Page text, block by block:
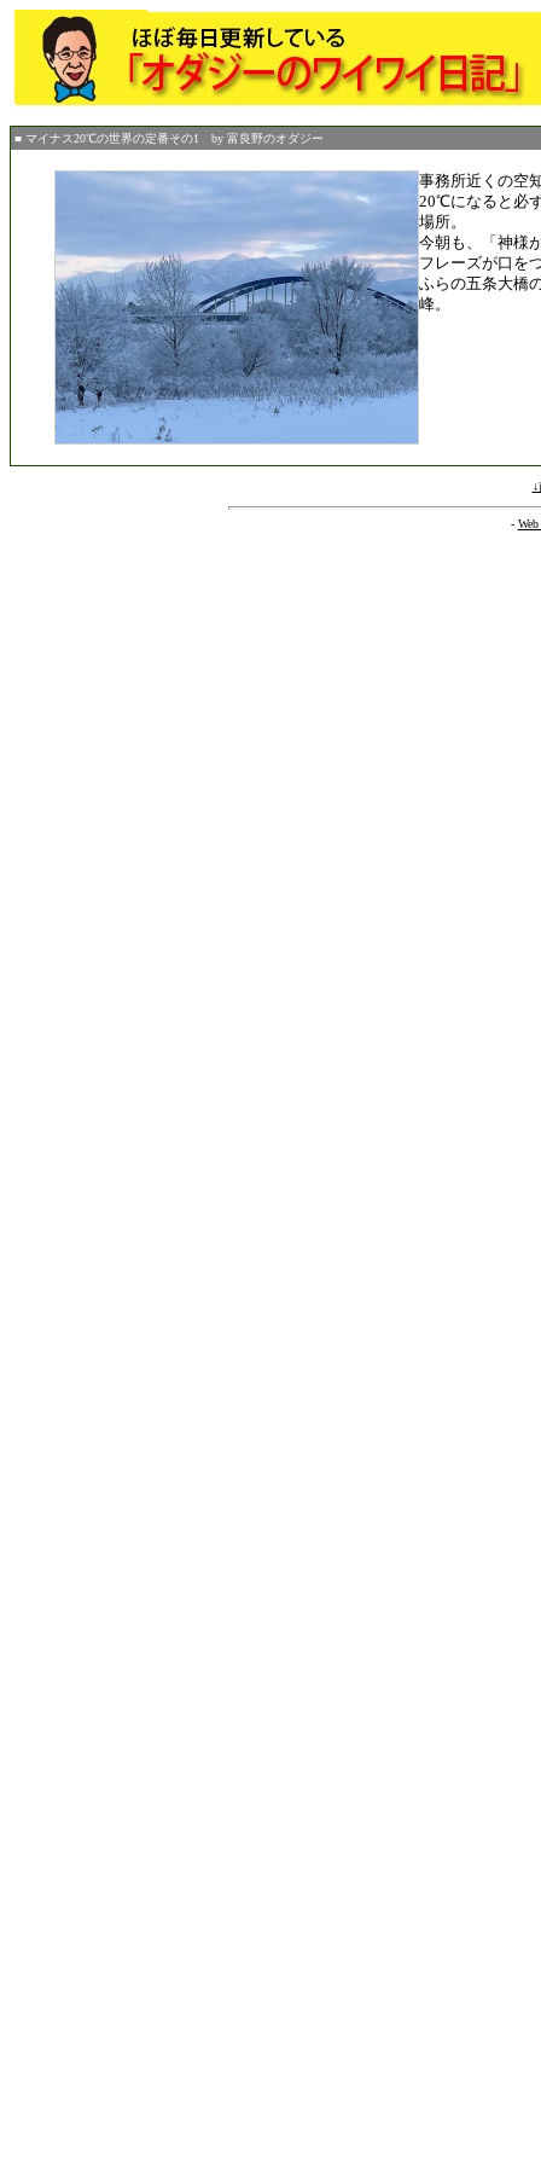
■ マイナス20℃の世界の定番その1 by 富良野のオダジー
事務所近くの空
20℃になると必
場所。
今朝も、「神様
フレーズが口を
ふらの五条大橋
峰。
-